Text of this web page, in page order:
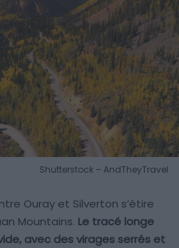
Shutterstock – AndTheyTravel
Ouray et Silverton s’étire
Mountains. Le tracé longe
avec des virages serrés et